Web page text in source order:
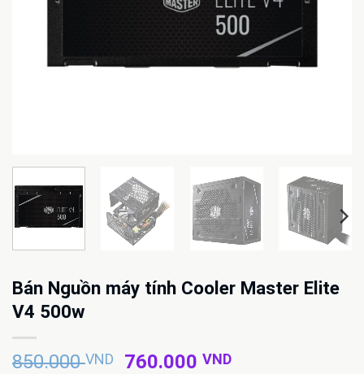
Bán Nguồn máy tính Cooler Master Elite
V4 500w
850.000VND
Giá
760.000VNDGiá